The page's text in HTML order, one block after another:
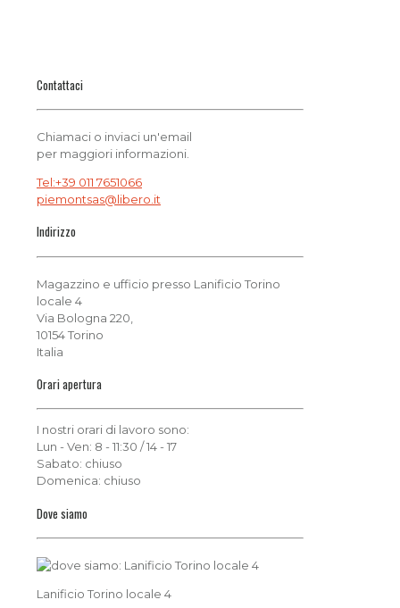
Contattaci
Chiamaci o inviaci un'email
per maggiori informazioni.
Tel:+39 011 7651066
piemontsas@libero.it
Indirizzo
Magazzino e ufficio presso Lanificio Torino
locale 4
Via Bologna 220,
10154 Torino
Italia
Orari apertura
I nostri orari di lavoro sono:
Lun - Ven: 8 - 11:30 / 14 - 17
Sabato: chiuso
Domenica: chiuso
Dove siamo
Lanificio Torino locale 4